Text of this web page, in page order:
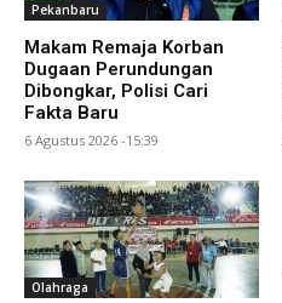
Pekanbaru
Makam Remaja Korban
Dugaan Perundungan
Dibongkar, Polisi Cari
Fakta Baru
6 Agustus 2026 -15:39
Olahraga